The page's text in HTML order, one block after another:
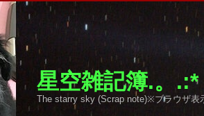
星空雑記簿.。
The starry sky (Scrap note)※ブラウザ